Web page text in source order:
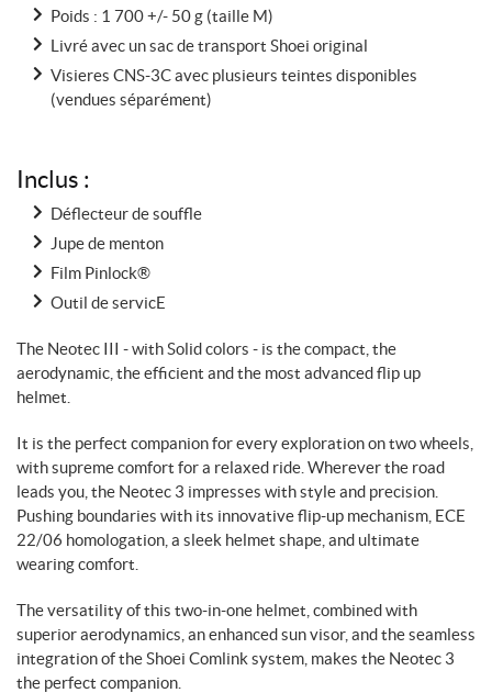
Poids : 1 700 +/- 50 g (taille M)
Livré avec un sac de transport Shoei original
Visieres CNS-3C avec plusieurs teintes disponibles
(vendues séparément)
Inclus :
Déflecteur de souffle
Jupe de menton
Film Pinlock®
Outil de servicE
The Neotec III - with Solid colors - is the compact, the
aerodynamic, the efficient and the most advanced flip up
helmet.
It is the perfect companion for every exploration on two wheels,
with supreme comfort for a relaxed ride. Wherever the road
leads you, the Neotec 3 impresses with style and precision.
Pushing boundaries with its innovative flip-up mechanism, ECE
22/06 homologation, a sleek helmet shape, and ultimate
wearing comfort.
The versatility of this two-in-one helmet, combined with
superior aerodynamics, an enhanced sun visor, and the seamless
integration of the Shoei Comlink system, makes the Neotec 3
the perfect companion.